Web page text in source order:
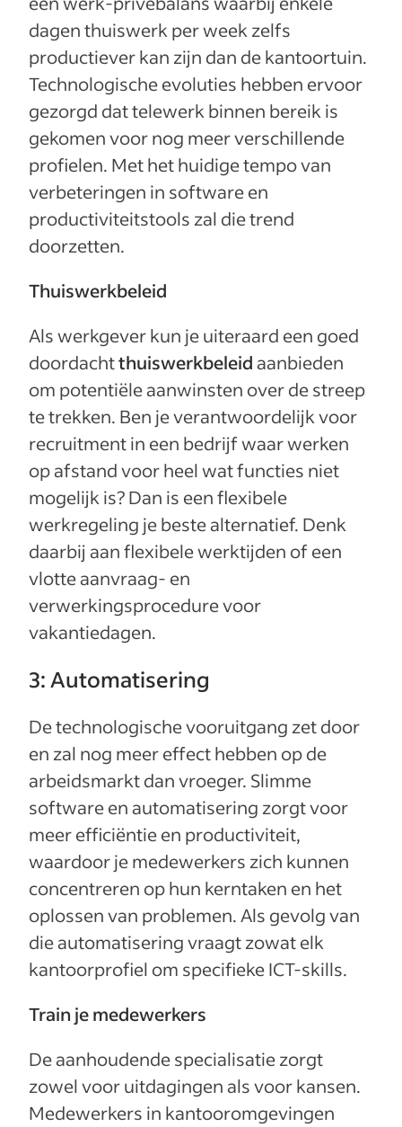
dagen thuiswerk per week zelfs
productiever kan zijn dan de kantoortuin.
Technologische evoluties hebben ervoor
gezorgd dat telewerk binnen bereik is
gekomen voor nog meer verschillende
profielen. Met het huidige tempo van
verbeteringen in software en
productiviteitstools zal die trend
doorzetten.
Thuiswerkbeleid
Als werkgever kun je uiteraard een goed
doordachtthuiswerkbeleid aanbieden
om potentiële aanwinsten over de streep
te trekken. Ben je verantwoordelijk voor
recruitment in een bedrijf waar werken
op afstand voor heel wat functies niet
mogelijk is? Dan is een flexibele
werkregeling je beste alternatief. Denk
daarbij aan flexibele werktijden of een
vlotte aanvraag- en
verwerkingsprocedure voor
vakantiedagen.
3: Automatisering
De technologische vooruitgang zet door
en zal nog meer effect hebben op de
arbeidsmarkt dan vroeger. Slimme
software en automatisering zorgt voor
meer efficiëntie en productiviteit,
waardoor je medewerkers zich kunnen
concentreren op hun kerntaken en het
oplossen van problemen. Als gevolg van
die automatisering vraagt zowat elk
kantoorprofiel om specifieke ICT-skills.
Train je medewerkers
De aanhoudende specialisatie zorgt
zowel voor uitdagingen als voor kansen.
Medewerkers in kantooromgevingen